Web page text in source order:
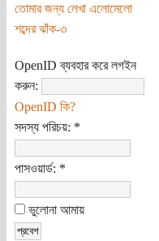
তোমার জন্য লেখা এলোমেলো
শব্দের ঝাঁক-৩
OpenID ব্যবহার করে লগইন
করুন:
OpenID কি?
সদস্য পরিচয়: *
পাসওয়ার্ড: *
ভুলোনা আমায়